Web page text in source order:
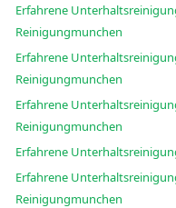
Erfahrene
Reinigungmunchen
Erfahrene
Reinigungmunchen
Erfahrene
Reinigungmunchen
Erfahrene
Reinigungmunchen